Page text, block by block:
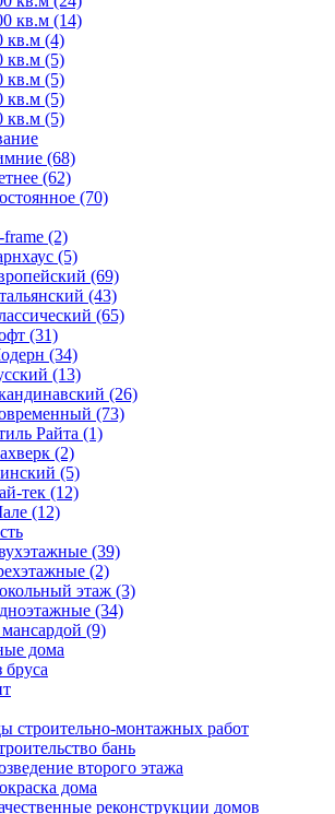
кв.м (14)
кв.м (4)
кв.м (5)
кв.м (5)
кв.м (5)
кв.м (5)
(68)
(62)
(70)
(2)
(5)
(69)
(43)
(65)
(31)
(34)
(13)
(26)
(73)
Райта (1)
(2)
(5)
тек (12)
(12)
(39)
(2)
этаж (3)
(34)
(9)
дома
бруса
строительно-монтажных работ
бань
второго этажа
дома
реконструкции домов